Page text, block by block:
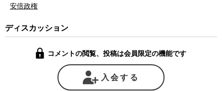
ま、国連総会出席のためにアメリカを訪れた安倍首相は9月29日の内
外記者会見でも、同じようにメディア操縦を試みた。その時の模様
は調査報道NPOのアイアジアなどが詳しく報じている。
そこでは質問者5人をあらかじめ選び、質問内容を事前に通告させ
たうえで、官僚が回答を用意し、首相はプロンプターに表示された
安倍政権
ディスカッション
コメントの閲覧、投稿は会員限定の機能です
入会する